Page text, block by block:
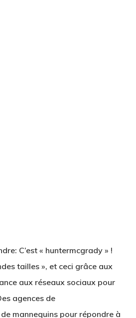
C’est « huntermcgrady » !
tailles », et ceci grâce aux
aux réseaux sociaux pour
agences de
mannequins pour répondre à